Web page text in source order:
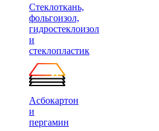
Стеклоткань,
фольгоизол,
гидростеклоизол
и
стеклопластик
Асбокартон
и
пергамин